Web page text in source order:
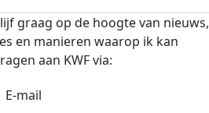
graag op de hoogte van nieuws,
en manieren waarop ik kan
aan KWF via:
E-mail